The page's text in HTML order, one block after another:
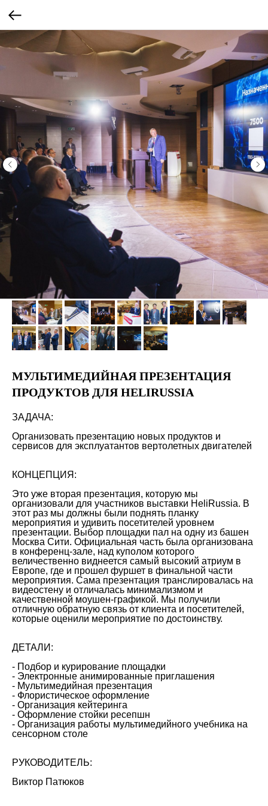
МУЛЬТИМЕДИЙНАЯ ПРЕЗЕНТАЦИЯ
ПРОДУКТОВ ДЛЯ HELIRUSSIA
ЗАДАЧА:
Организовать презентацию новых продуктов и
сервисов для эксплуатантов вертолетных двигателей
КОНЦЕПЦИЯ:
Это уже вторая презентация, которую мы
организовали для участников выставки HeliRussia. В
этот раз мы должны были поднять планку
мероприятия и удивить посетителей уровнем
презентации. Выбор площадки пал на одну из башен
Москва Сити. Официальная часть была организована
в конференц-зале, над куполом которого
величественно виднеется самый высокий атриум в
Европе, где и прошел фуршет в финальной части
мероприятия. Сама презентация транслировалась на
видеостену и отличалась минимализмом и
качественной моушен-графикой. Мы получили
отличную обратную связь от клиента и посетителей,
которые оценили мероприятие по достоинству.
ДЕТАЛИ:
- Подбор и курирование площадки
- Электронные анимированные приглашения
- Мультимедийная презентация
- Флористическое оформление
- Организация кейтеринга
- Оформление стойки ресепшн
- Организация работы мультимедийного учебника на
сенсорном столе
РУКОВОДИТЕЛЬ:
Виктор Патюков